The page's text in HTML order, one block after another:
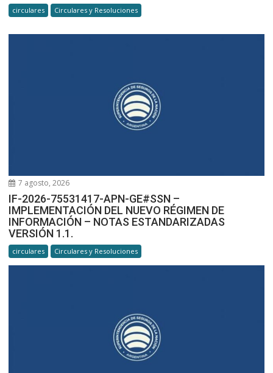
circulares Circulares y Resoluciones
7 agosto, 2026
IF-2026-75531417-APN-GE#SSN –
IMPLEMENTACIÓN DEL NUEVO RÉGIMEN DE
INFORMACIÓN – NOTAS ESTANDARIZADAS
VERSIÓN 1.1.
circulares Circulares y Resoluciones